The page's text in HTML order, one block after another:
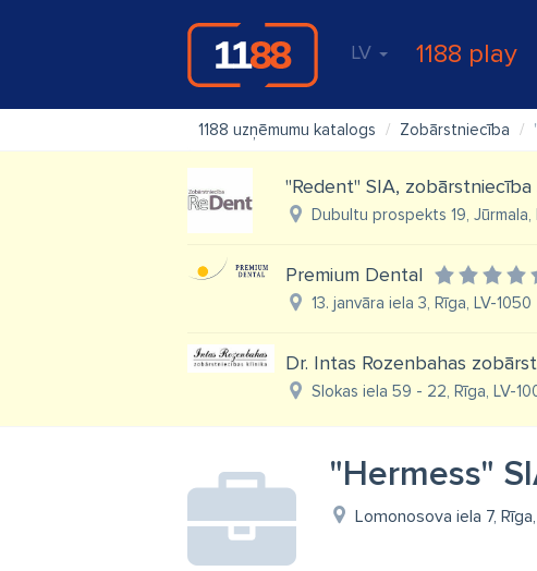
LV 1188 play
1188 uzņēmumu katalogs Zobārstniecība
"Redent" SIA, zobārstniecība
Dubultu prospekts 19, Jūrmala,
Premium Dental
13. janvāra iela 3, Rīga, LV-1050
Dr. Intas Rozenbahas
Slokas iela 59 - 22, Rīga, LV-
"Hermess"
Lomonosova iela 7,